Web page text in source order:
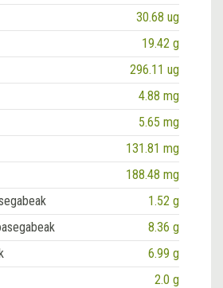
30.68 ug
19.42 g
296.11 ug
4.88 mg
5.65 mg
131.81 mg
188.48 mg
1.52 g
8.36 g
6.99 g
2.0 g